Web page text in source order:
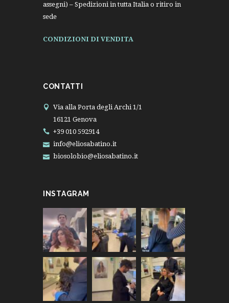
assegni) – Spedizioni in tutta Italia o ritiro in
sede
CONDIZIONI DI VENDITA
CONTATTI
Via alla Porta degli Archi 1/1
16121 Genova
+39 010 592914
info@eliosabatino.it
biosolobio@eliosabatino.it
INSTAGRAM